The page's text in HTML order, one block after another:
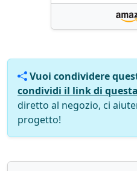
Vuoi condividere
condividi il link di
diretto al negozio, ci
progetto!